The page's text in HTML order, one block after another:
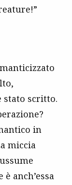
stato scritto.
in
miccia
anch’essa